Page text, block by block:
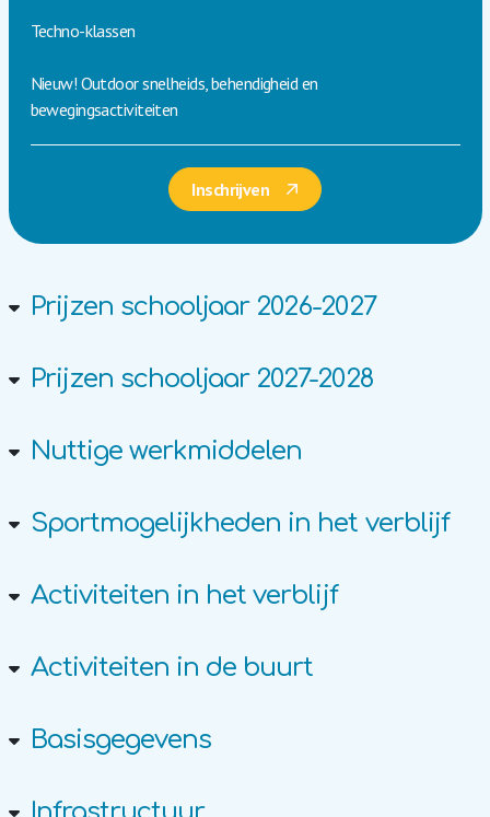
Prijzen schooljaar 2026-2027
Prijzen schooljaar 2027-2028
Nuttige werkmiddelen
Sportmogelijkheden in het verblijf
Activiteiten in het verblijf
Activiteiten in de buurt
Basisgegevens
Techno-klassen
Nieuw! Outdoor snelheids, behendigheid en
bewegingsactiviteiten
Inschrijven